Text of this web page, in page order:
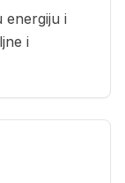
energiju i
i